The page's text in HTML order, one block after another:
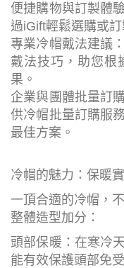
便捷購物與訂製體
過iGift輕鬆選購或訂
專業冷帽戴法建議
戴法技巧，助您根
果。
企業與團體批量訂
供冷帽批量訂購服
最佳方案。
冷帽的魅力：保暖
一頂合適的冷帽，
整體造型加分：
頭部保暖：在寒冷
能有效保護頭部免